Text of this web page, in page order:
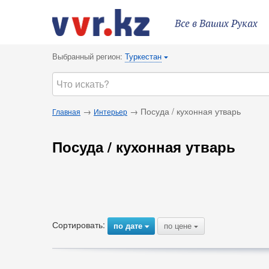
Все в Ваших Руках
Выбранный регион: Туркестан {
Главная → Интерьер → Посуда / кухонная утварь
Посуда / кухонная утварь
Сортировать: по дате{ по цене {